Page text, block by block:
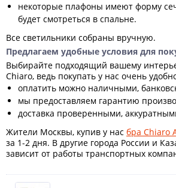
некоторые плафоны имеют форму
будет смотреться в спальне.
Все светильники собраны вручную.
Предлагаем удобные условия для
Выбирайте подходящий вашему
Chiaro, ведь покупать у нас очень
оплатить можно наличными,
мы предоставляем гарантию
доставка проверенными,
Жители Москвы, купив у нас бра Chiaro
за 1-2 дня. В другие города России и
зависит от работы транспортных